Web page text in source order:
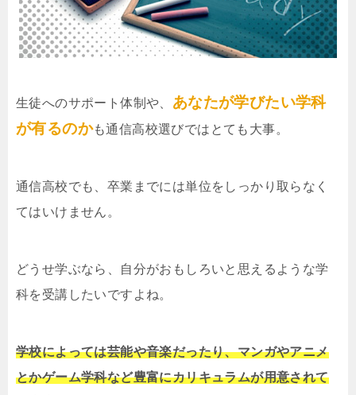
生徒へのサポート体制や、 あなたが学びたい学科
が有るのかも通信高校選びではとても大事。
通信高校でも、卒業までには単位をしっかり取らなく
てはいけません。
どうせ学ぶなら、自分がおもしろいと思えるような学
科を受講したいですよね。
学校によっては芸能や音楽だったり、マンガやアニメ
とかゲーム学科など豊富にカリキュラムが用意されて